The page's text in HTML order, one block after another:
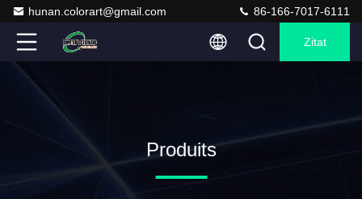
hunan.colorart@gmail.com 86-166-7017-6111
Zitat
Produits